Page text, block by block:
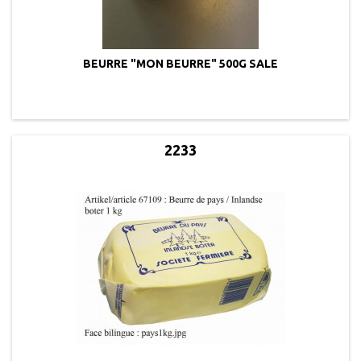
BEURRE "MON BEURRE" 500G SALE
2233